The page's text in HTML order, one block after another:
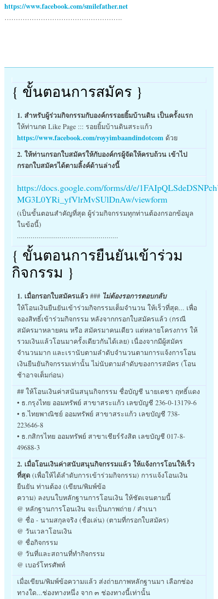
https://www.facebook.com/smilefather.net
…………………………………………….
{ ขั้นตอนการสมัคร }
1. สำหรับผู้ร่วมกิจกรรมกับองค์กรรอยยิ้มบ้านดิน เป็นครั้งแรก
ให้ท่านกด Like Page ::: รอยยิ้มบ้านดินสระแก้ว
https://www.facebook.com/royyimbaandindotcomด้วย
2. ให้ท่านกรอกใบสมัครให้กับองค์กรผู้จัดให้ครบถ้วน เข้าไป
กรอกใบสมัครได้ตามลิ้งค์ด้านล่างนี้
https://docs.google.com/forms/d/e/
MG3L0YRi_yfVlrMvSUlDnAw/viewform
(เป็นขั้นตอนสำคัญที่สุด ผู้ร่วมกิจกรรมทุกท่านต้องกรอกข้อมูล
ในข้อนี้)
....................................................
{ ขั้นตอนการยืนยันเข้าร่วม
กิจกรรม }
1. เมื่อกรอกใบสมัครแล้ว### ไม่ต้องรอการตอบกลับ
ให้โอนเงินยืนยันเข้าร่วมกิจกรรมเต็มจำนวน ให้เร็วที่สุด... เพื่อ
จองสิทธิ์เข้าร่วมกิจกรรม หลังจากกรอกใบสมัครแล้ว (กรณี
สมัครมาหลายคน หรือ สมัครมาคนเดียว แต่หลายโครงการ ให้
รวมเงินแล้วโอนมาครั้งเดียวกันได้เลย) เนื่องจากมีผู้สมัคร
จำนวนมาก และเรานับตามลำดับจำนวนตามการแจ้งการโอน
เงินยืนยันกิจกรรมเท่านั้น ไม่นับตามลำดับของการสมัคร (โอน
ช้าอาจเต็มก่อน)
## ให้โอนเงินค่าสนันสนุนกิจกรรม ชื่อบัญชี นายเดชา ฤทธิ์แดง
• ธ.กรุงไทย ออมทรัพย์ สาขาสระแก้ว เลขบัญชี 236-0-13179-6
• ธ.ไทยพาณิชย์ ออมทรัพย์ สาขาสระแก้ว เลขบัญชี 738-
223646-8
• ธ.กสิกรไทย ออมทรัพย์ สาขาเชียร์รังสิต เลขบัญชี 017-8-
49688-3
2. เมื่อโอนเงินค่าสนับสนุนกิจกรรมแล้ว ให้แจ้งการโอนให้เร็ว
ที่สุด(เพื่อให้ได้ลำดับการเข้าร่วมกิจกรรม) การแจ้งโอนเงิน
ยืนยัน ท่านต้อง (เขียน/พิมพ์ข้อ
ความ) ลงบนใบหลักฐานการโอนเงิน ให้ชัดเจนตามนี้
@ หลักฐานการโอนเงิน จะเป็นภาพถ่าย / สำเนา
@ ชื่อ - นามสกุลจริง (ชื่อเล่น) (ตามที่กรอกใบสมัคร)
@ วันเวลาโอนเงิน
@ ชื่อกิจกรรม
@ วันที่และสถานที่ทำกิจกรรม
@ เบอร์โทรศัพท์
เมื่อเขียน/พิมพ์ข้อความแล้ว ส่งถ่ายภาพหลักฐานมา เลือกช่อง
ทางใด...ช่องทางหนึ่ง จาก ๓ ช่องทางนี้เท่านั้น